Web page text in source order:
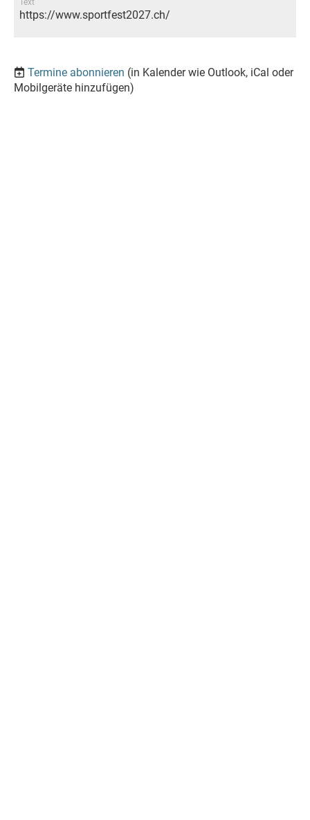
Text
https://www.sportfest2027.ch/
Termine abonnieren (in Kalender wie Outlook, iCal oder
Mobilgeräte hinzufügen)